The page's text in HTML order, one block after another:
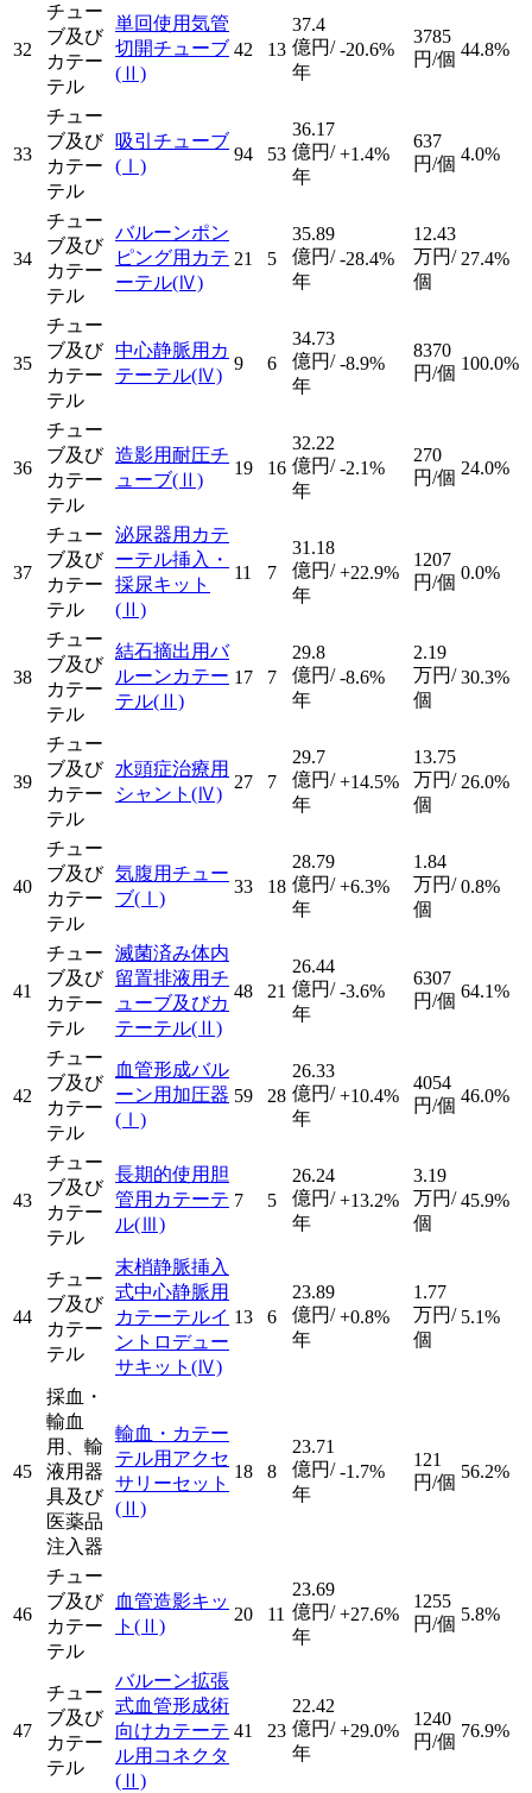
32
チュー
ブ及び
カテー
テル
単回使用気管
切開チューブ
(Ⅱ)
42 13
37.4
億円/
年
-20.6%
3785
円/個 44.8%
33
チュー
ブ及び
カテー
テル
吸引チューブ
(Ⅰ)
94 53
36.17
億円/
年
+1.4%
637
円/個 4.0%
34
チュー
ブ及び
カテー
テル
バルーンポン
ピング用カテ
ーテル(Ⅳ)
21 5
35.89
億円/
年
-28.4%
12.43
万円/
個
27.4%
35
チュー
ブ及び
カテー
テル
中心静脈用カ
テーテル(Ⅳ)
9 6
34.73
億円/
年
-8.9%
8370
円/個 100.0%
36
チュー
ブ及び
カテー
テル
造影用耐圧チ
ューブ(Ⅱ)
19 16
32.22
億円/
年
-2.1%
270
円/個 24.0%
37
チュー
ブ及び
カテー
テル
泌尿器用カテ
ーテル挿入・
採尿キット
(Ⅱ)
11 7
31.18
億円/
年
+22.9%
1207
円/個 0.0%
38
チュー
ブ及び
カテー
テル
結石摘出用バ
ルーンカテー
テル(Ⅱ)
17 7
29.8
億円/
年
-8.6%
2.19
万円/
個
30.3%
39
チュー
ブ及び
カテー
テル
水頭症治療用
シャント (Ⅳ)
27 7
29.7
億円/
年
+14.5%
13.75
万円/
個
26.0%
40
チュー
ブ及び
カテー
テル
気腹用チュー
ブ(Ⅰ)
33 18
28.79
億円/
年
+6.3%
1.84
万円/
個
0.8%
41
チュー
ブ及び
カテー
テル
滅菌済み体内
留置排液用チ
ューブ及びカ
テーテル(Ⅱ)
48 21
26.44
億円/
年
-3.6%
6307
円/個 64.1%
42
チュー
ブ及び
カテー
テル
血管形成バル
ーン用加圧器
(Ⅰ)
59 28
26.33
億円/
年
+10.4%
4054
円/個 46.0%
43
チュー
ブ及び
カテー
テル
長期的使用胆
管用カテーテ
ル(Ⅲ)
7 5
26.24
億円/
年
+13.2%
3.19
万円/
個
45.9%
44
チュー
ブ及び
カテー
テル
末梢静脈挿入
式中心静脈用
カテーテルイ
ントロデュー
サキット (Ⅳ)
13 6
23.89
億円/
年
+0.8%
1.77
万円/
個
5.1%
45
採血・
輸血
用、輸
液用器
具及び
医薬品
注入器
輸血・カテー
テル用アクセ
サリーセット
(Ⅱ)
18 8
23.71
億円/
年
-1.7%
121
円/個
56.2%
46
チュー
ブ及び
カテー
テル
血管造影キッ
ト (Ⅱ)
20 11
23.69
億円/
年
+27.6%
1255
円/個 5.8%
47
チュー
ブ及び
カテー
テル
バルーン拡張
式血管形成術
向けカテーテ
ル用コネクタ
(Ⅱ)
41 23
22.42
億円/
年
+29.0%
1240
円/個
76.9%